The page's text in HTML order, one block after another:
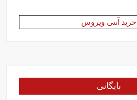
خرید آنتی ویروس
بایگانی